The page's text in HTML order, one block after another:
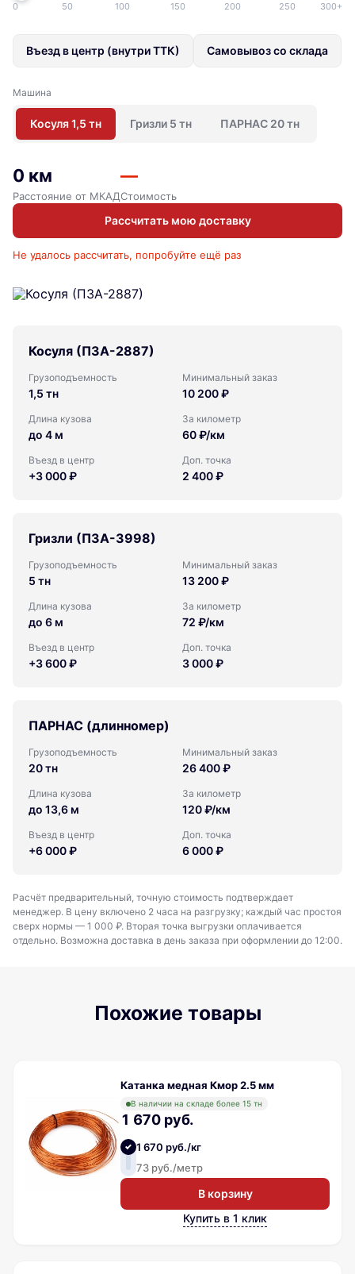
0 50 100 150 200 250 300+
Въезд в центр (внутри ТТК) Самовывоз со склада
Машина
Косуля 1,5 тн Гризли 5 тн ПАРНАС 20 тн
0 км
Расстояние от МКАД
—
Стоимость
Рассчитать мою доставку
Не удалось рассчитать, попробуйте ещё раз
Косуля (ПЗА-2887)
Грузоподъемность
1,5 тн
Минимальный заказ
10 200 ₽
Длина кузова
до 4 м
За километр
60 ₽/км
Въезд в центр
+3 000 ₽
Доп. точка
2 400 ₽
Гризли (ПЗА-3998)
Грузоподъемность
5 тн
Минимальный заказ
13 200 ₽
Длина кузова
до 6 м
За километр
72 ₽/км
Въезд в центр
+3 600 ₽
Доп. точка
3 000 ₽
ПАРНАС (длинномер)
Грузоподъемность
20 тн
Минимальный заказ
26 400 ₽
Длина кузова
до 13,6 м
За километр
120 ₽/км
Въезд в центр
+6 000 ₽
Доп. точка
6 000 ₽
Расчёт предварительный, точную стоимость подтверждает
менеджер. В цену включено 2 часа на разгрузку; каждый час простоя
сверх нормы — 1 000 ₽. Вторая точка выгрузки оплачивается
отдельно. Возможна доставка в день заказа при оформлении до 12:00.
Похожие товары
Катанка медная Кмор 2.5 мм
В наличии на складе более 15 тн
1 670 руб.
1 670 руб./кг
73 руб./метр
В корзину
Купить в 1 клик